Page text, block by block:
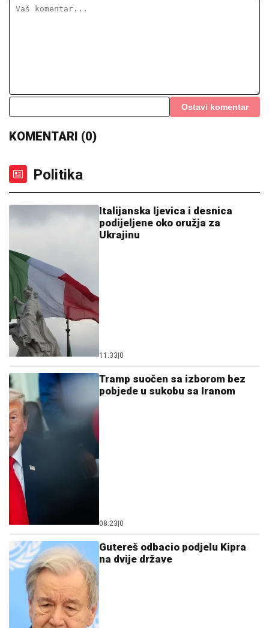
Ostavi komentar
KOMENTARI (0)
Politika
Italijanska ljevica i desnica
podijeljene oko oružja za
Ukrajinu
11:33|0
Tramp suočen sa izborom bez
pobjede u sukobu sa Iranom
08:23|0
Gutereš odbacio podjelu Kipra
na dvije države